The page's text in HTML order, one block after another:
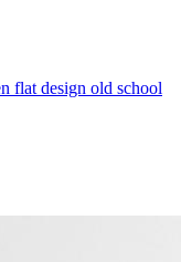
flat design old school